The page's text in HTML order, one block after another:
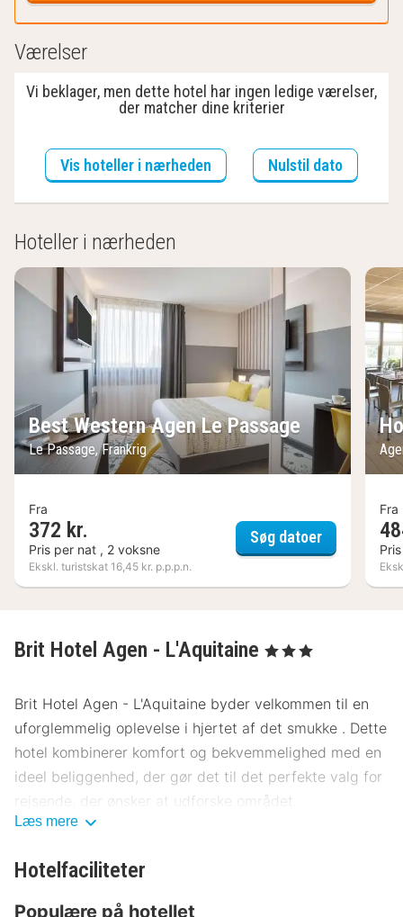
Værelser
Vi beklager, men dette hotel har ingen ledige værelser,
der matcher dine kriterier
Vis hoteller i nærheden Nulstil dato
Hoteller i nærheden
Best Western Agen Le Passage
Le Passage, Frankrig
Fra
372 kr.
Pris per nat , 2 voksne
Ekskl. turistskat 16,45 kr. p.p.p.n.
Søg datoerBest
Fra
Brit Hotel Agen - L'Aquitaine , 3 Stjerner
Brit Hotel Agen - L'Aquitaine byder velkommen til en
uforglemmelig oplevelse i hjertet af det smukke . Dette
hotel kombinerer komfort og bekvemmelighed med en
ideel beliggenhed, der gør det til det perfekte valg for
rejsende, der ønsker at udforske området.
Beliggende i , er Brit Hotel Agen - L'Aquitaine kun en
Læs mere
Hotelfaciliteter
Populære på hotellet